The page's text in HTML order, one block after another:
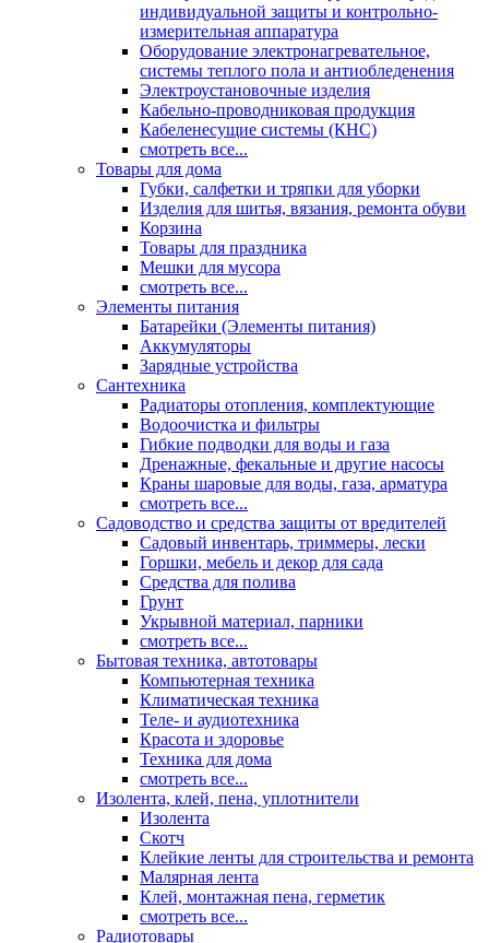
индивидуальной защиты и контрольно-
измерительная аппаратура
Оборудование электронагревательное,
системы теплого пола и антиобледенения
Электроустановочные изделия
Кабельно-проводниковая продукция
Кабеленесущие системы (КНС)
смотреть все...
Товары для дома
Губки, салфетки и тряпки для уборки
Изделия для шитья, вязания, ремонта обуви
Корзина
Товары для праздника
Мешки для мусора
смотреть все...
Элементы питания
Батарейки (Элементы питания)
Аккумуляторы
Зарядные устройства
Сантехника
Радиаторы отопления, комплектующие
Водоочистка и фильтры
Гибкие подводки для воды и газа
Дренажные, фекальные и другие насосы
Краны шаровые для воды, газа, арматура
смотреть все...
Садоводство и средства защиты от вредителей
Садовый инвентарь, триммеры, лески
Горшки, мебель и декор для сада
Средства для полива
Грунт
Укрывной материал, парники
смотреть все...
Бытовая техника, автотовары
Компьютерная техника
Климатическая техника
Теле- и аудиотехника
Красота и здоровье
Техника для дома
смотреть все...
Изолента, клей, пена, уплотнители
Изолента
Скотч
Клейкие ленты для строительства и ремонта
Малярная лента
Клей, монтажная пена, герметик
смотреть все...
Радиотовары